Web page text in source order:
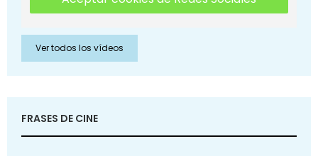
Ver todos los vídeos
FRASES DE CINE